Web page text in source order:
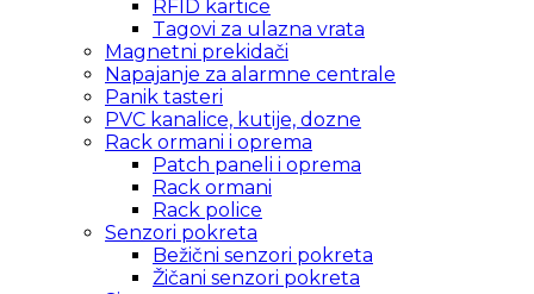
RFID kartice
Tagovi za ulazna vrata
Magnetni prekidači
Napajanje za alarmne centrale
Panik tasteri
PVC kanalice, kutije, dozne
Rack ormani i oprema
Patch paneli i oprema
Rack ormani
Rack police
Senzori pokreta
Bežični senzori pokreta
Žičani senzori pokreta